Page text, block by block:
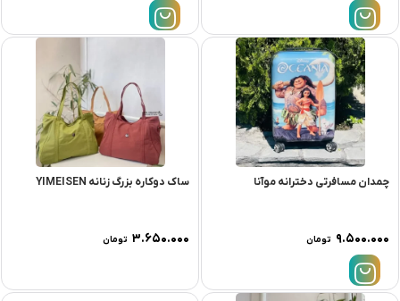
چمدان مسافرتی دخترانه موآنا
۹.۵۰۰.۰۰۰ تومان
ساک دوکاره بزرگ زنانه YIMEISEN
۳.۶۵۰.۰۰۰ تومان